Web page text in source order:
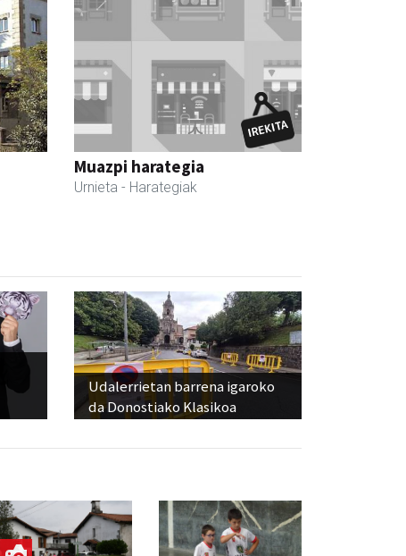
Muazpi harategia
Urnieta - Harategiak
Udalerrietan barrena igaroko
da Donostiako Klasikoa